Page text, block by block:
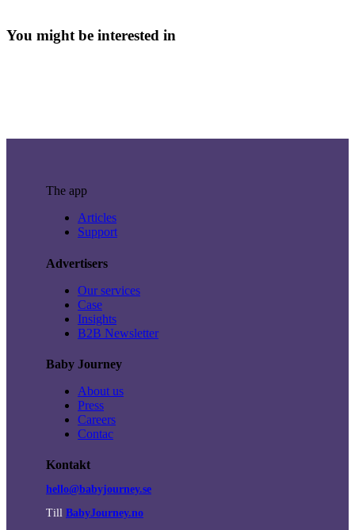
You might be interested in
The app
Articles
Support
Advertisers
Our services
Case
Insights
B2B Newsletter
Baby Journey
About us
Press
Careers
Contac
Kontakt
hello@babyjourney.se
Till BabyJourney.no